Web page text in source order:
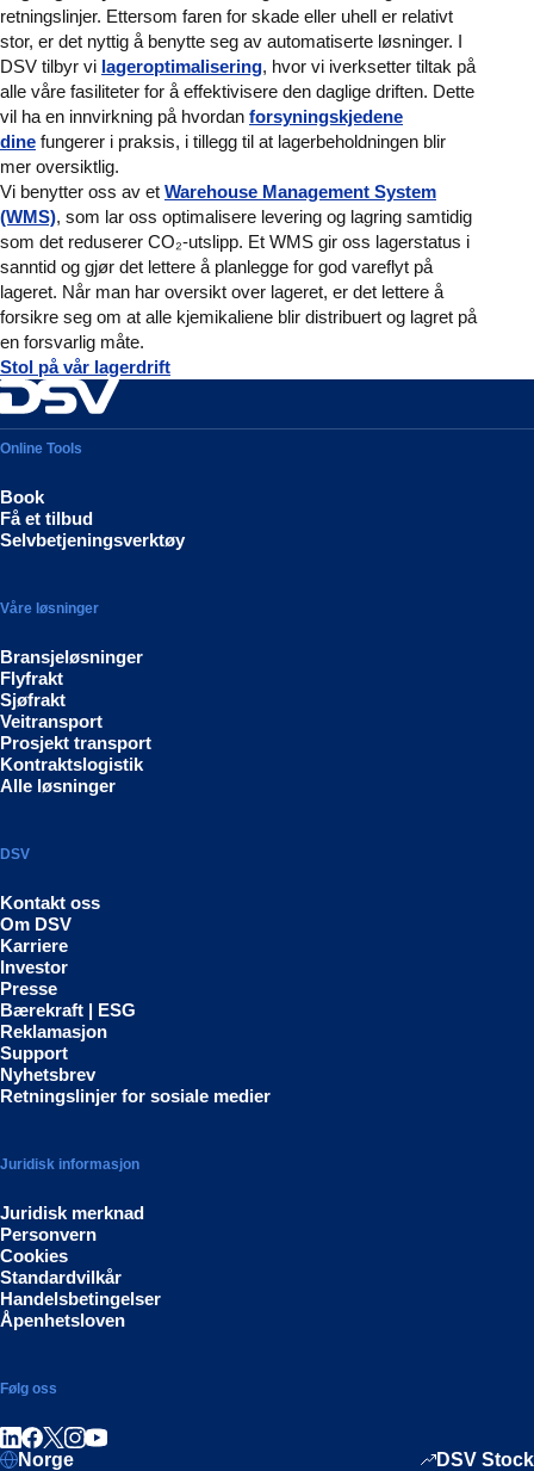
retningslinjer. Ettersom faren for skade eller uhell er relativt
stor, er det nyttig å benytte seg av automatiserte løsninger. I
DSV tilbyr vi lageroptimalisering, hvor vi iverksetter tiltak på
alle våre fasiliteter for å effektivisere den daglige driften. Dette
vil ha en innvirkning på hvordan forsyningskjedene
dine fungerer i praksis, i tillegg til at lagerbeholdningen blir
mer oversiktlig.
Vi benytter oss av et Warehouse Management System
(WMS), som lar oss optimalisere levering og lagring samtidig
som det reduserer CO₂-utslipp. Et WMS gir oss lagerstatus i
sanntid og gjør det lettere å planlegge for god vareflyt på
lageret. Når man har oversikt over lageret, er det lettere å
forsikre seg om at alle kjemikaliene blir distribuert og lagret på
en forsvarlig måte.
Stol på vår lagerdrift
Online Tools
Book
Få et tilbud
Selvbetjeningsverktøy
Våre løsninger
Bransjeløsninger
Flyfrakt
Sjøfrakt
Veitransport
Prosjekt transport
Kontraktslogistik
Alle løsninger
DSV
Kontakt oss
Om DSV
Karriere
Investor
Presse
Bærekraft | ESG
Reklamasjon
Support
Nyhetsbrev
Retningslinjer for sosiale medier
Juridisk informasjon
Juridisk merknad
Personvern
Cookies
Standardvilkår
Handelsbetingelser
Åpenhetsloven
Følg oss
Del på LinkedIn
Del på Facebook
Del på Instagram
Norge DSV Stock